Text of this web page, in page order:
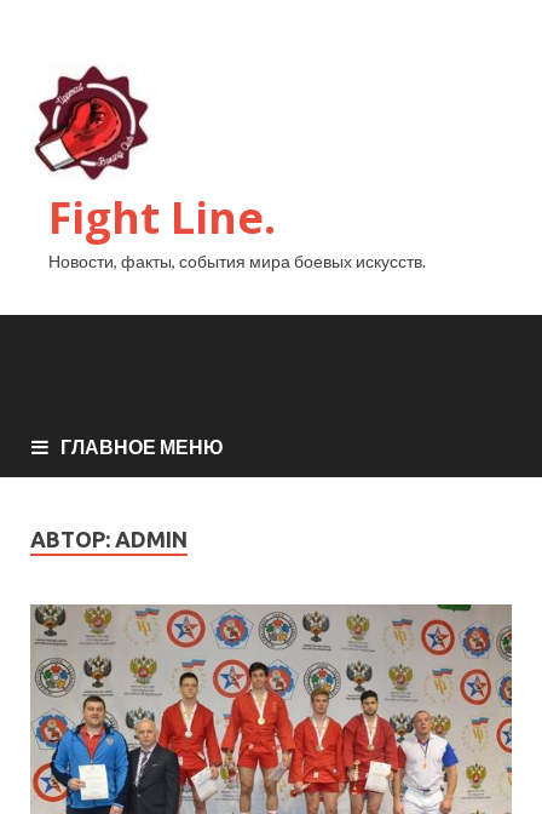
Fight Line.
Новости, факты, события мира боевых искусств.
ГЛАВНОЕ МЕНЮ
АВТОР: ADMIN